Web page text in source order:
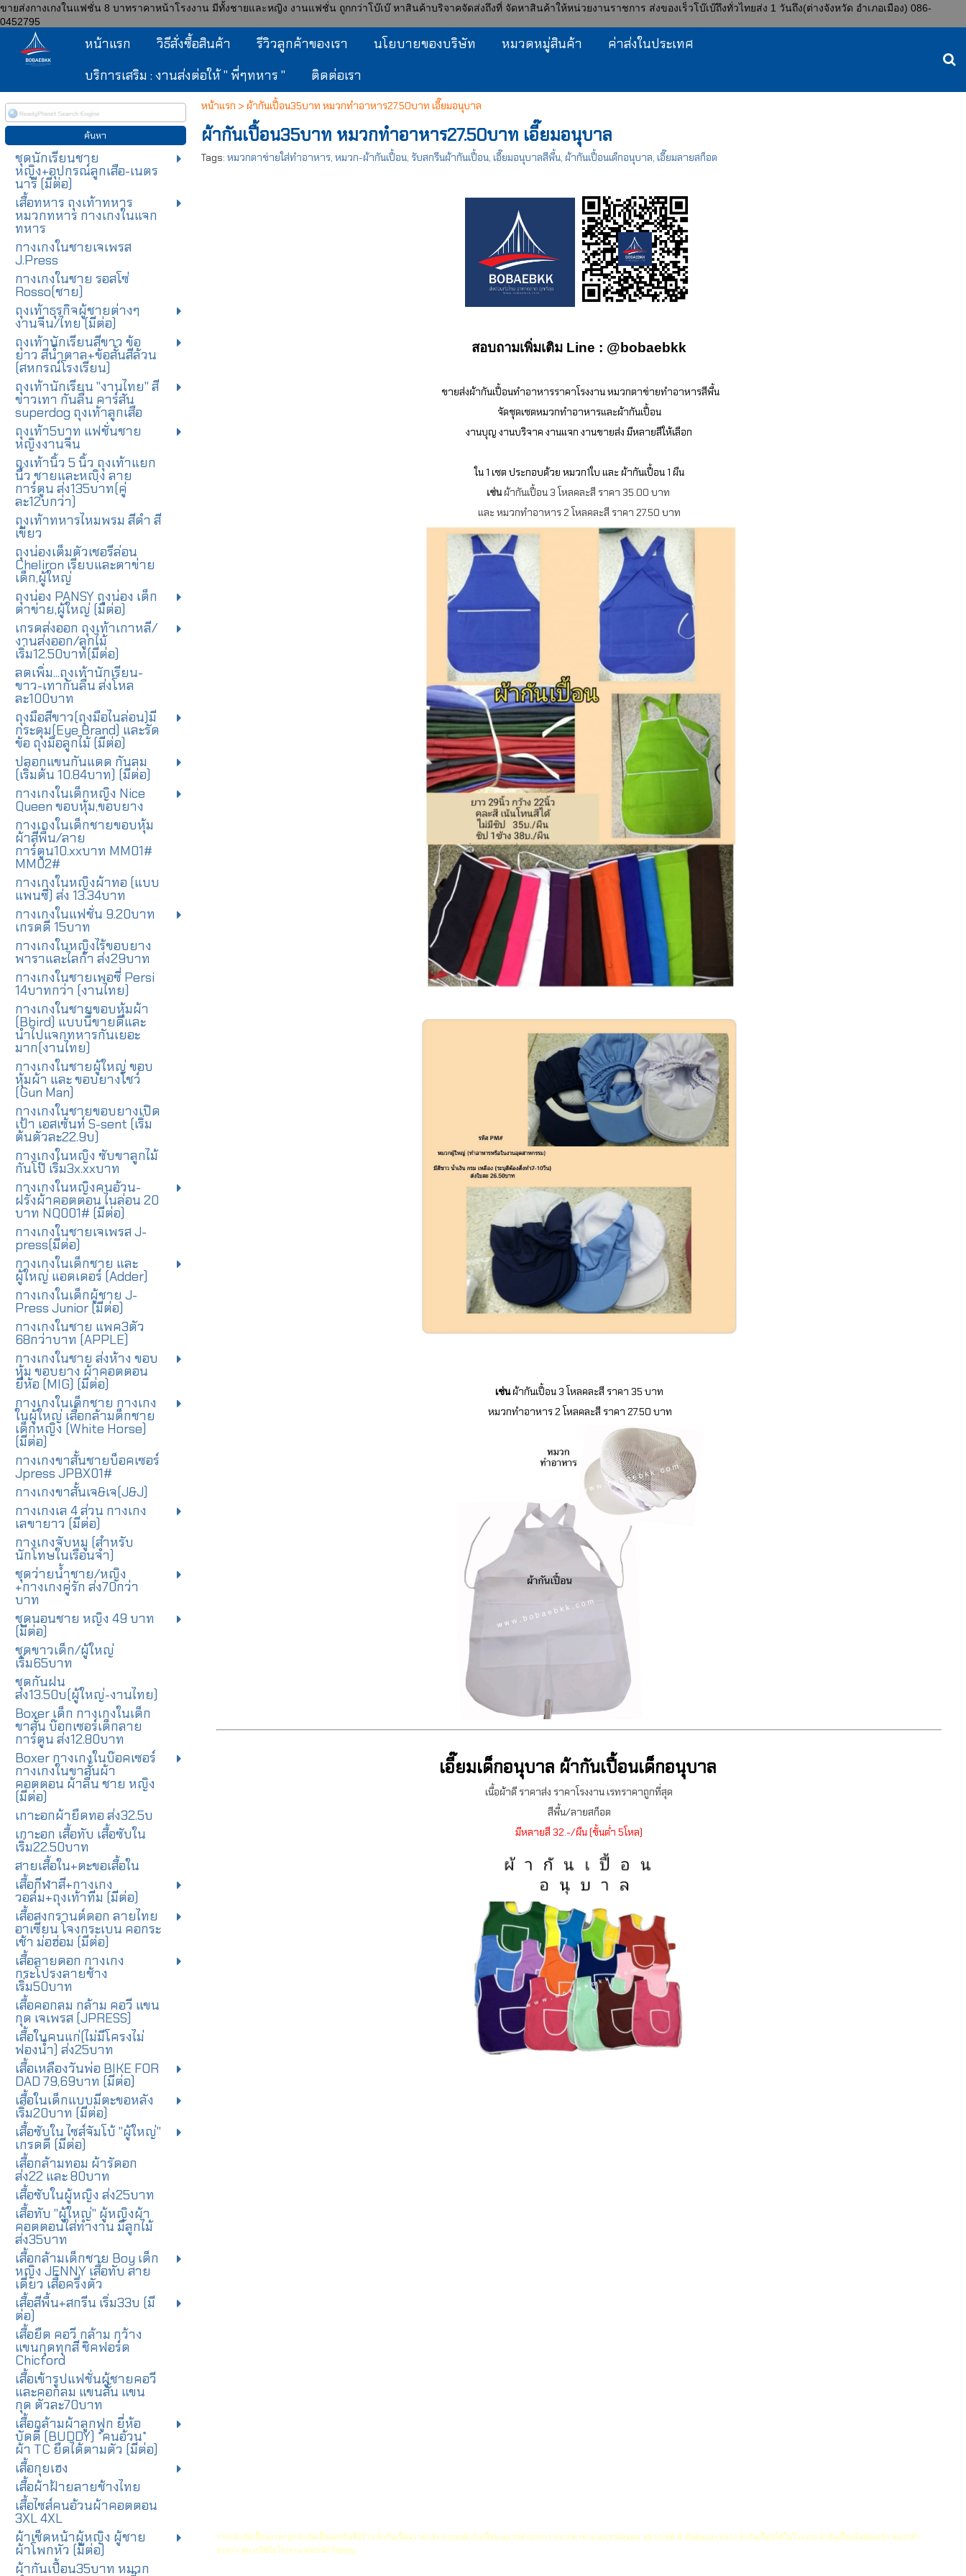
ขายส่งกางเกงในแฟชั่น 8 บาทราคาหน้าโรงงาน มีทั้งชายและหญิง งานแฟชั่น ถูกกว่าโบ๊เบ๊ หาสินค้าบริจาคจัดส่งถึงที่ จัดหาสินค้าให้หน่วยงานราชการ ส่งของเร็วโบ๊เบ๊ถึงทั่วไทยส่ง 1 วันถึง(ต่างจังหวัด อำเภอเมือง) 086-
0452795
หน้าแรก วิธีสั่งซื้อสินค้า รีวิวลูกค้าของเรา นโยบายของบริษัท หมวดหมู่สินค้า
ค่าส่งในประเทศ
บริการเสริม : งานส่งต่อให้ " พี่ๆทหาร "
ติดต่อเรา
ชุดนักเรียนชาย
หญิง+อุปกรณ์ลูกเสือ-เนตร
นารี (มีต่อ)
เสื้อทหาร ถุงเท้าทหาร
หมวกทหาร กางเกงในแจก
ทหาร
กางเกงในชายเจเพรส
J.Press
กางเกงในชาย รอสโซ่
Rosso(ชาย)
ถุงเท้าธุรกิจผู้ชายต่างๆ
งานจีน/ไทย (มีต่อ)
ถุงเท้านักเรียนสีขาว ข้อ
ยาว สีน้ำตาล+ข้อสั้นสีล้วน
(สหกรณ์โรงเรียน)
ถุงเท้านักเรียน "งานไทย" สี
ขาวเทา กันลื่น คาร์สัน
superdog ถุงเท้าลูกเสือ
ถุงเท้า5บาท แฟชั่นชาย
หญิงงานจีน
ถุงเท้านิ้ว 5 นิ้ว ถุงเท้าแยก
นิ้ว ชายและหญฺิง ลาย
การ์ตูน ส่ง135บาท(คู่
ละ12บกว่า)
ถุงเท้าทหารไหมพรม สีดำ สี
เขียว
ถุงน่องเต็มตัวเชอรีล่อน
Cheliron เรียบและตาข่าย
เด็ก,ผู้ใหญ่
ถุงน่อง PANSY ถุงน่อง เด็ก
ตาข่าย,ผู้ใหญ่ (มีต่อ)
เกรดส่งออก ถุงเท้าเกาหลี/
งานส่งออก/ลูกไม้
เริ่ม12.50บาท(มีต่อ)
ลดเพิ่ม...ถุงเท้านักเรียน-
ขาว-เทากันลื่น ส่งโหล
ละ100บาท
ถุงมือสีขาว(ถุงมือไนล่อน)มี
กระดุม(Eye Brand) และรัด
ข้อ ถุงมือลูกไม้ (มีต่อ)
ปลอกแขนกันแดด กันลม
(เริ่มต้น 10.84บาท) (มีต่อ)
กางเกงในเด็กหญิง Nice
Queen ขอบหุ้ม,ขอบยาง
กางเกงในเด็กชายขอบหุ้ม
ผ้าสีพื้น/ลาย
การ์ตูน10.xxบาท MM01#
MM02#
กางเกงในหญิงผ้าทอ (แบบ
แพนซี่) ส่ง 13.34บาท
กางเกงในแฟชั่น 9.20บาท
เกรดดี 15บาท
กางเกงในหญิงไร้ขอบยาง
พาราและไลก้า ส่ง29บาท
กางเกงในชายเพอซี่ Persi
14บาทกว่า (งานไทย)
กางเกงในชายขอบหุ้มผ้า
(Bbird) แบบนี้ขายดีและ
นำไปแจกทหารกันเยอะ
มาก(งานไทย)
กางเกงในชายผู้ใหญ่ ขอบ
หุ้มผ้า และ ขอบยางโชว์
(Gun Man)
กางเกงในชายขอบยางเปิด
เป้า เอสเซ้นท์ S-sent (เริ่ม
ต้นตัวละ22.9บ)
กางเกงในหญิง ซับขาลูกไม้
กันโป๊ เริ่ม3x.xxบาท
กางเกงในหญิงคนอ้วน-
ฝรั่งผ้าคอตตอน ไนล่อน 20
บาท NQ001# (มีต่อ)
กางเกงในชายเจเพรส J-
press(มีต่อ)
กางเกงในเด็กชาย และ
ผู้ใหญ่ แอดเดอร์ (Adder)
กางเกงในเด็กผู้ชาย J-
Press Junior (มีต่อ)
กางเกงในชาย แพค3ตัว
68กว่าบาท (APPLE)
กางเกงในชาย ส่งห้าง ขอบ
หุ้ม ขอบยาง ผ้าคอตตอน
ยี่ห้อ (MIG) (มีต่อ)
กางเกงในเด็กชาย กางเกง
ในผู้ใหญ่ เสื้อกล้ามด็กชาย
เด็กหญิง (White Horse)
(มีต่อ)
กางเกงขาสั้นชายบ็อคเซอร์
Jpress JPBX01#
กางเกงขาสั้นเจ&เจ(J&J)
กางเกงเล 4 ส่วน กางเกง
เลขายาว (มีต่อ)
กางเกงจับหมู (สำหรับ
นักโทษในเรือนจำ)
ชุดว่ายน้ำชาย/หญิง
+กางเกงคู่รัก ส่ง70กว่า
บาท
ชุดนอนชาย หญิง 49 บาท
(มีต่อ)
ชุดขาวเด็ก/ผู้ใหญ่
เริ่ม65บาท
ชุดกันฝน
ส่ง13.50บ(ผู้ใหญ่-งานไทย)
Boxer เด็ก กางเกงในเด็ก
ขาสั้น บ๊อกเซอร์เด็กลาย
การ์ตูน ส่ง12.80บาท
Boxer กางเกงในบ๊อคเซอร์
กางเกงในขาสั้นผ้า
คอตตอน ผ้าลื่น ชาย หญิง
(มีต่อ)
เกาะอกผ้ายืดทอ ส่ง32.5บ
เกาะอก เสื้อทับ เสื้อซับใน
เริ่ม22.50บาท
สายเสื้อใน+ตะขอเสื้อใน
เสื้อกีฬาสี+กางเกง
วอล์ม+ถุงเท้าทีม (มีต่อ)
เสื้อสงกรานต์ดอก ลายไทย
อาเซียน โจงกระเบน คอกระ
เช้า ม่อฮ่อม (มีต่อ)
เสื้อลายดอก กางเกง
กระโปรงลายช้าง
เริ่ม50บาท
เสื้อคอกลม กล้าม คอวี แขน
กุด เจเพรส (JPRESS)
เสื้อในคนแก่(ไม่มีโครงไม่
ฟองน้ำ) ส่ง25บาท
เสื้อเหลืองวันพ่อ BIKE FOR
DAD 79,69บาท (มีต่อ)
เสื้อในเด็กแบบมีตะขอหลัง
เริ่ม20บาท (มีต่อ)
เสื้อซับใน ไซส์จัมโบ้ "ผู้ใหญ่"
เกรดดี (มีต่อ)
เสื้อกล้ามทอม ผ้ารัดอก
ส่ง22 และ 80บาท
เสื้อซับในผู้หญิง ส่ง25บาท
เสื้อทับ "ผู้ใหญ่" ผู้หญิงผ้า
คอตตอนใส่ทำงาน มีลูกไม้
ส่ง35บาท
เสื้อกล้ามเด็กชาย Boy เด็ก
หญิง JENNY เสื้อทับ สาย
เดี่ยว เสื้อครึ่งตัว
เสื้อสีพื้น+สกรีน เริ่ม33บ (มี
ต่อ)
เสื้อยืด คอวี กล้าม กว้าง
แขนกุดทุกสี ชิคฟอร์ด
Chicford
เสื้อเข้ารูปแฟชั่นผู้ชายคอวี
และคอกลม แขนสั้น แขน
กุด ตัวละ70บาท
เสื้อกล้ามผ้าลูกฟูก ยี่ห้อ
บัดดี้ (BUDDY) *คนอ้วน*
ผ้า TC ยืดได้ตามตัว (มีต่อ)
เสื้อกุยเฮง
เสื้อผ้าฝ้ายลายช้างไทย
เสื้อไซส์คนอ้วนผ้าคอตตอน
3XL 4XL
ผ้าเช็ดหน้าผู้หญิง ผู้ชาย
ผ้าโพกหัว (มีต่อ)
ผ้ากันเปื้อน35บาท หมวก
หน้าแรก > ผ้ากันเปื้อน35บาท หมวกทำอาหาร27.50บาท เอี๊ยมอนุบาล
ผ้ากันเปื้อน35บาท หมวกทำอาหาร27.50บาท เอี๊ยมอนุบาล
Tags:หมวกตาข่ายใส่ทำอาหาร,หมวก-ผ้ากันเปื้อน, รับสกรีนผ้ากันเปื้อน, เอี๊ยมอนุบาลสีพื้น, ผ้ากันเปื้อนเด็กอนุบาล, เอี๊ยมลายสก็อต
สอบถามเพิ่มเติม Line : @bobaebkk
ขายส่งผ้ากันเปื้อนทำอาหารราคาโรงงาน หมวกตาข่ายทำอาหารสีพื้น
จัดชุดเซตหมวกทำอาหารและผ้ากันเปื้อน
งานบุญ งานบริจาค งานแจก งานขายส่ง มีหลายสีให้เลือก
ใน 1 เซต ประกอบด้วย หมวก1ใบ และ ผ้ากันเปื้อน 1 ผืน
เช่นผ้ากันเปื้อน 3 โหลคละสี ราคา 35.00 บาท
และ หมวกทำอาหาร 2 โหลคละสี ราคา 27.50 บาท
เช่นผ้ากันเปื้อน 3 โหลคละสี ราคา 35 บาท
หมวกทำอาหาร 2 โหลคละสี ราคา 27.50 บาท
เอี๊ยมเด็กอนุบาล ผ้ากันเปื้อนเด็กอนุบาล
เนื้อผ้าดี ราคาส่ง ราคาโรงงาน เรทราคาถูกที่สุด
สีพื้น/ลายสก็อต
มีหลายสี 32.-/ผืน (ขั้นต่ำ 5โหล)
ราคาผ้ากันเปื้อนราคาถูก ผ้ากันเปื้อนสกรีนชื่อร้าน ผ้ากันเปื้อนราคาส่ง ขายส่งผ้ากันเปื้อน หมวกทำอาหาร หมวกตาข่าย หมวกคลุมผม หมวกเชฟ ผ้ากันฝุ่นและหมวก ผ้ากันเปื้อนใช้ในโรงงาน ผ้ากันเปื้อนในห้องตรัว หมวกทำ
อาหาร หมวกใช้ในโรงงาน หมวกผ้าโซ่ล่อน